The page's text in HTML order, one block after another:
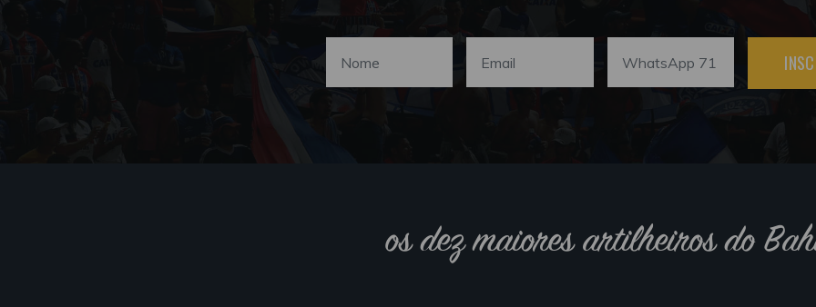
os dez maiores artilheiros do